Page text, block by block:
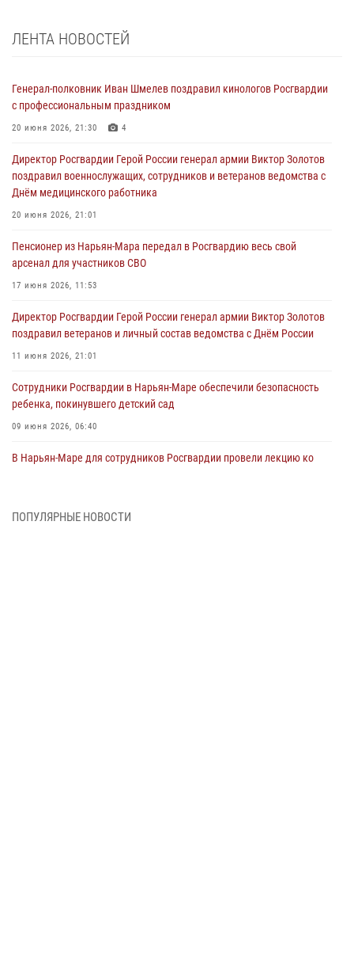
ЛЕНТА НОВОСТЕЙ
Генерал-полковник Иван Шмелев поздравил кинологов Росгвардии
с профессиональным праздником
20 июня 2026, 21:30 4
Директор Росгвардии Герой России генерал армии Виктор Золотов
поздравил военнослужащих, сотрудников и ветеранов ведомства с
Днём медицинского работника
20 июня 2026, 21:01
Пенсионер из Нарьян-Мара передал в Росгвардию весь свой
арсенал для участников СВО
17 июня 2026, 11:53
Директор Росгвардии Герой России генерал армии Виктор Золотов
поздравил ветеранов и личный состав ведомства с Днём России
11 июня 2026, 21:01
Сотрудники Росгвардии в Нарьян-Маре обеспечили безопасность
ребенка, покинувшего детский сад
09 июня 2026, 06:40
В Нарьян-Маре для сотрудников Росгвардии провели лекцию ко
ПОПУЛЯРНЫЕ НОВОСТИ